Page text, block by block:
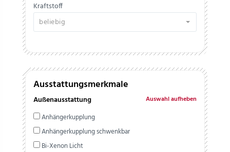
Kraftstoff
beliebig
Ausstattungsmerkmale
Außenausstattung Auswahl aufheben
Anhängerkupplung
Anhängerkupplung schwenkbar
Bi-Xenon Licht